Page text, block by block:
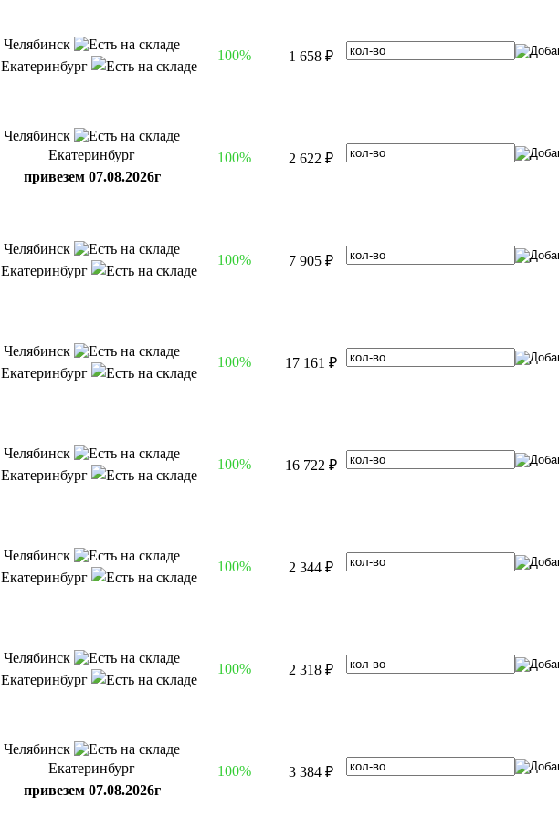
Челябинск
Екатеринбург
100% 1 658 ₽
Челябинск
Екатеринбург
привезем 07.08.2026г
100% 2 622 ₽
Челябинск
Екатеринбург
100% 7 905 ₽
Челябинск
Екатеринбург
100% 17 161 ₽
Челябинск
Екатеринбург
100% 16 722 ₽
Челябинск
Екатеринбург
100% 2 344 ₽
Челябинск
Екатеринбург
100% 2 318 ₽
Челябинск
Екатеринбург
привезем 07.08.2026г
100% 3 384 ₽